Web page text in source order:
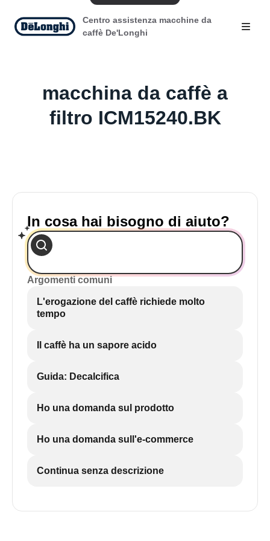
Centro assistenza macchine da
caffè De'Longhi
macchina da caffè a
filtro ICM15240.BK
In cosa hai bisogno di aiuto?
Argomenti comuni
L'erogazione del caffè richiede molto
tempo
Il caffè ha un sapore acido
Guida: Decalcifica
Ho una domanda sul prodotto
Ho una domanda sull'e-commerce
Continua senza descrizione